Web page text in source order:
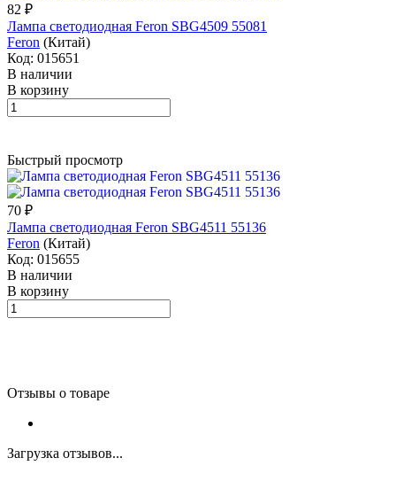
82 ₽
Лампа светодиодная Feron SBG4509 55081
Feron (Китай)
Код: 015651
В наличии
В корзину
Быстрый просмотр
70 ₽
Лампа светодиодная Feron SBG4511 55136
Feron (Китай)
Код: 015655
В наличии
В корзину
Отзывы о товаре
Загрузка отзывов...